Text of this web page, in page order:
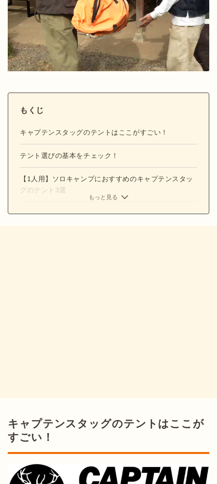
もくじ
キャプテンスタッグのテントはここがすごい！
テント選びの基本をチェック！
【1人用】ソロキャンプにおすすめのキャプテンスタッ
グのテント3選
もっと見る
キャプテンスタッグのテントはここが
すごい！